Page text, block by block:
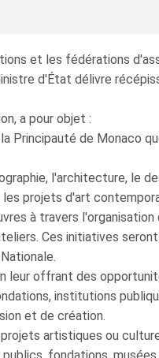
et les fédérations
d'État délivre
a pour objet :
Principauté de Monaco
l'architecture, le
projets d'art
à travers
Ces initiatives
leur offrant des
institutions
et de création.
artistiques ou